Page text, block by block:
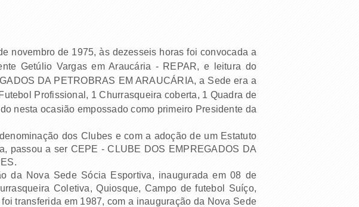
novembro de 1975, às dezesseis horas foi convocada a
Getúlio Vargas em Araucária - REPAR, e leitura do
DA PETROBRAS EM ARAUCÁRIA, a Sede era a
Profissional, 1 Churrasqueira coberta, 1 Quadra de
nesta ocasião empossado como primeiro Presidente da
dos Clubes e com a adoção de um Estatuto
passou a ser CEPE - CLUBE DOS EMPREGADOS DA
da Nova Sede Sócia Esportiva, inaugurada em 08 de
Coletiva, Quiosque, Campo de futebol Suíço,
transferida em 1987, com a inauguração da Nova Sede